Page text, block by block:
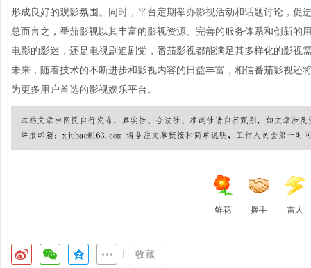
形成良好的观影氛围。同时，平台定期举办影视活动和话题讨论，促
总而言之，番茄影视以其丰富的影视资源、完善的服务体系和创新
电影的影迷，还是电视剧追剧党，番茄影视都能满足其多样化的影视
未来，随着技术的不断进步和影视内容的日益丰富，相信番茄影视还
为更多用户首选的影视娱乐平台。
鲜花 握手 雷人
收藏